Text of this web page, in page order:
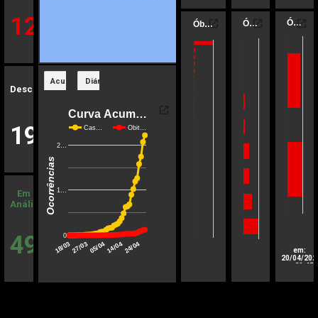
122
Descartados
1941
Em
Análise
494
AcumuladoDiário
Curva Acum…
Cas… Obit…
18/0327/0305/0414/0424/04
0
1…
2…
Ocorrências
Ób… Ó… Ó…
em:
20/04/
as 20:45